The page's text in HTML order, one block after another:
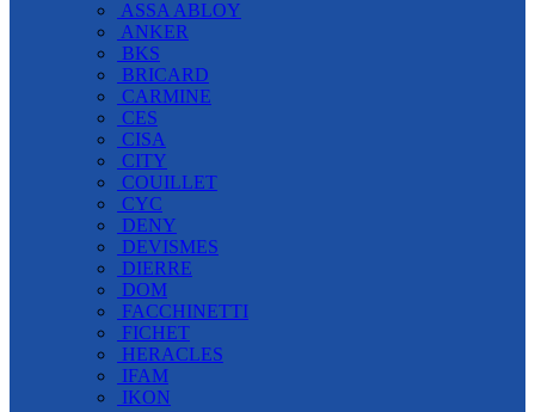
ASSA ABLOY
ANKER
BKS
BRICARD
CARMINE
CES
CISA
CITY
COUILLET
CYC
DENY
DEVISMES
DIERRE
DOM
FACCHINETTI
FICHET
HERACLES
IFAM
IKON